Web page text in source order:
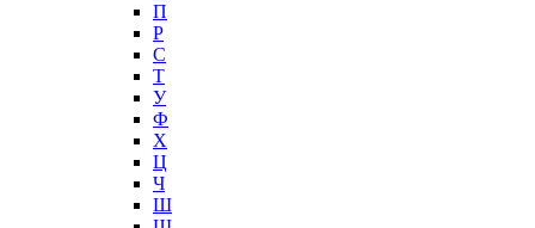
П
Р
С
Т
У
Ф
Х
Ц
Ч
Ш